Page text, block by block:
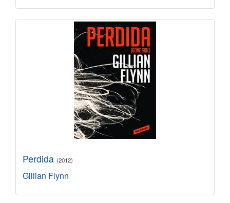
Perdida (2012)
Gillian Flynn